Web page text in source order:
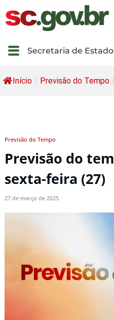
Secretaria de
Início / Previsão do Tempo /
Previsão do Tempo
Previsão do
sexta-feira (27)
27 de março de 2025